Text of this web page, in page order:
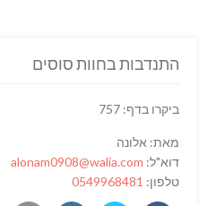
התנדבות בחוות סוסים
ביקרו בדף: 757
מאת: אלונה
דוא"ל: alonam0908@walia.com
טלפון: 0549968481